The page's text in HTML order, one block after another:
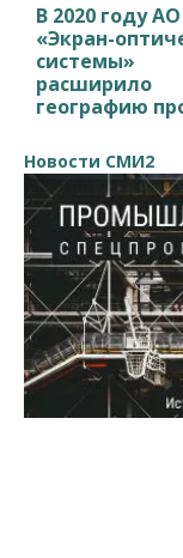
В 2020 году АО
«Экран-
системы»
расширило
географию
Новости СМИ2